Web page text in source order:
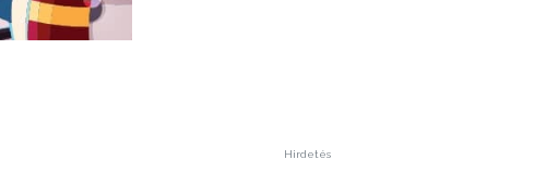
Hirdetés